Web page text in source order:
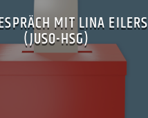
MIT LINA EILERS
(JUSO-HSG)